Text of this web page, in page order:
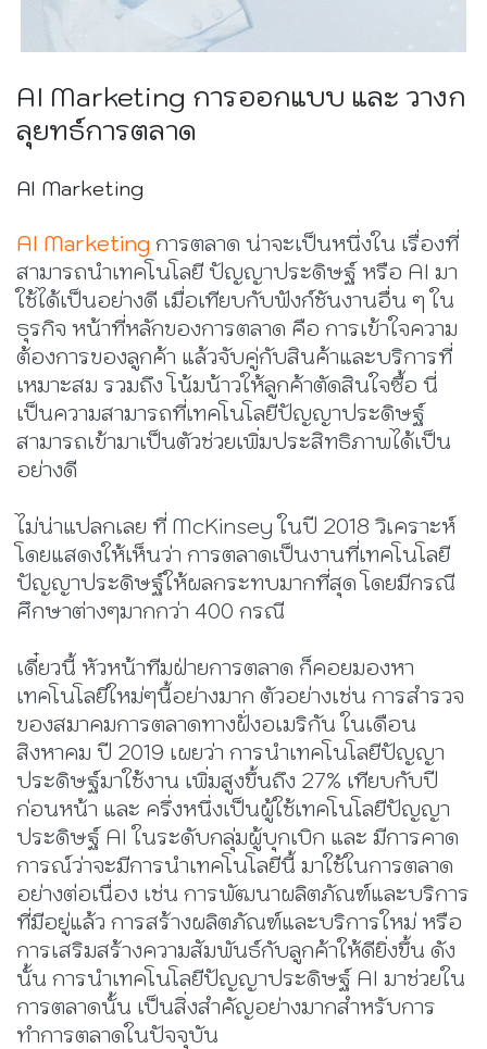
AI Marketing การออกแบบ และ วางก
ลุยทธ์การตลาด
AI Marketing
AI Marketing การตลาด น่าจะเป็นหนึ่งใน เรื่องที่
สามารถนำเทคโนโลยี ปัญญาประดิษฐ์ หรือ AI มา
ใช้ได้เป็นอย่างดี เมื่อเทียบกับฟังก์ชันงานอื่น ๆ ใน
ธุรกิจ หน้าที่หลักของการตลาด คือ การเข้าใจความ
ต้องการของลูกค้า แล้วจับคู่กับสินค้าและบริการที่
เหมาะสม รวมถึง โน้มน้าวให้ลูกค้าตัดสินใจซื้อ นี่
เป็นความสามารถที่เทคโนโลยีปัญญาประดิษฐ์
สามารถเข้ามาเป็นตัวช่วยเพิ่มประสิทธิภาพได้เป็น
อย่างดี
ไม่น่าแปลกเลย ที่ McKinsey ในปี 2018 วิเคราะห์
โดยแสดงให้เห็นว่า การตลาดเป็นงานที่เทคโนโลยี
ปัญญาประดิษฐ์ให้ผลกระทบมากที่สุด โดยมีกรณี
ศึกษาต่างๆมากกว่า 400 กรณี
เดี๋ยวนี้ หัวหน้าทีมฝ่ายการตลาด ก็คอยมองหา
เทคโนโลยีใหม่ๆนี้อย่างมาก ตัวอย่างเช่น การสำรวจ
ของสมาคมการตลาดทางฝั่งอเมริกัน ในเดือน
สิงหาคม ปี 2019 เผยว่า การนำเทคโนโลยีปัญญา
ประดิษฐ์มาใช้งาน เพิ่มสูงขึ้นถึง 27% เทียบกับปี
ก่อนหน้า และ ครึ่งหนึ่งเป็นผู้ใช้เทคโนโลยีปัญญา
ประดิษฐ์ AI ในระดับกลุ่มผู้บุกเบิก และ มีการคาด
การณ์ว่าจะมีการนำเทคโนโลยีนี้ มาใช้ในการตลาด
อย่างต่อเนื่อง เช่น การพัฒนาผลิตภัณฑ์และบริการ
ที่มีอยู่แล้ว การสร้างผลิตภัณฑ์และบริการใหม่ หรือ
การเสริมสร้างความสัมพันธ์กับลูกค้าให้ดียิ่งขึ้น ดัง
นั้น การนำเทคโนโลยีปัญญาประดิษฐ์ AI มาช่วยใน
การตลาดนั้น เป็นสิ่งสำคัญอย่างมากสำหรับการ
ทำการตลาดในปัจจุบัน